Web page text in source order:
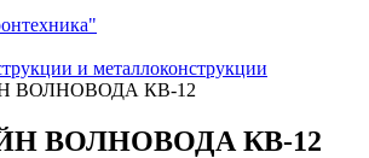
и металлоконструкции
ВОЛНОВОДА КВ-12
ВОЛНОВОДА КВ-12